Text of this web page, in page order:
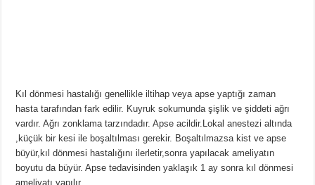
Kıl dönmesi hastalığı genellikle iltihap veya apse yaptığı zaman
hasta tarafından fark edilir. Kuyruk sokumunda şişlik ve şiddeti ağrı
vardır. Ağrı zonklama tarzındadır. Apse acildir.Lokal anestezi altında
,küçük bir kesi ile boşaltılması gerekir. Boşaltılmazsa kist ve apse
büyür,kıl dönmesi hastalığını ilerletir,sonra yapılacak ameliyatın
boyutu da büyür. Apse tedavisinden yaklaşık 1 ay sonra kıl dönmesi
ameliyatı yapılır.